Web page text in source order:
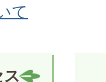
て
ス